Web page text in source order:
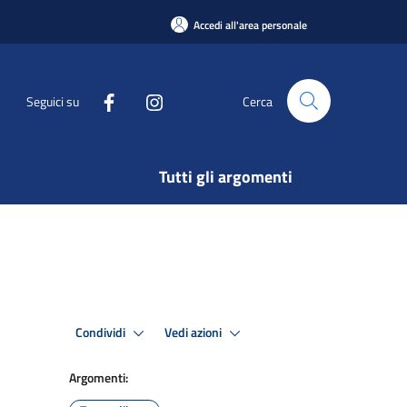
Accedi all'area personale
Seguici su Cerca
Tutti gli argomenti
Condividi Vedi azioni
Argomenti: